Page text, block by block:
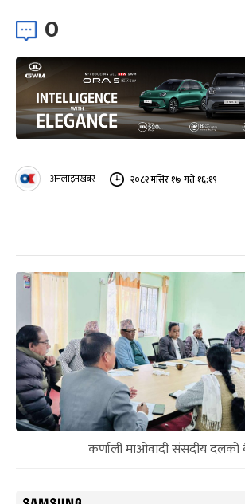
0
अनलाइनखबर २०८२ मंसिर १७ गते १६:१९
कर्णाली माओवादी संसदीय